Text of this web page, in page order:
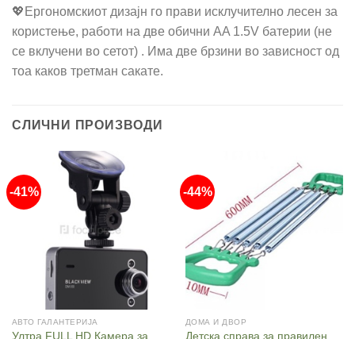
💖Ергономскиот дизајн го прави исклучително лесен за
користење, работи на две обични AA 1.5V батерии (не
се вклучени во сетот) . Има две брзини во зависност од
тоа каков третман сакате.
СЛИЧНИ ПРОИЗВОДИ
-41%
АВТО ГАЛАНТЕРИЈА
Ултра FULL HD Камера за
-44%
ДОМА И ДВОР
Детска справа за правилен